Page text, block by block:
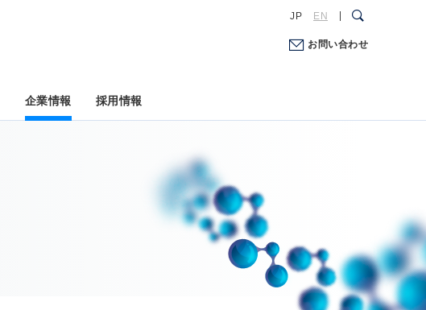
JP EN
お問い合わせ
企業情報 採用情報